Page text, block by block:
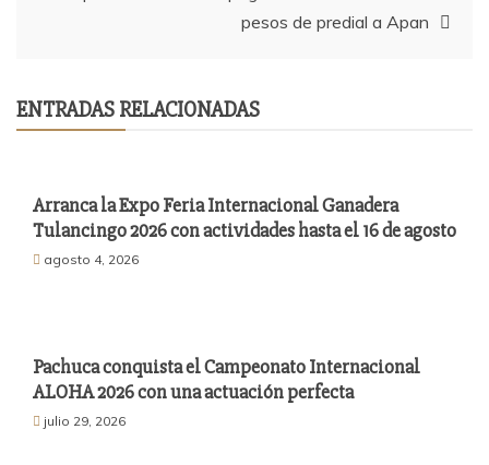
pesos de predial a Apan
ENTRADAS RELACIONADAS
Arranca la Expo Feria Internacional Ganadera
Tulancingo 2026 con actividades hasta el 16 de agosto
agosto 4, 2026
Pachuca conquista el Campeonato Internacional
ALOHA 2026 con una actuación perfecta
julio 29, 2026